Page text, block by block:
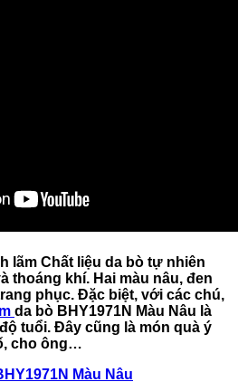
lãm Chất liệu da bò tự nhiên
thoáng khí. Hai màu nâu, đen
phục. Đặc biệt, với các chú,
da bò BHY1971N Màu Nâu là
tuổi. Đây cũng là món quà ý
cho ông…